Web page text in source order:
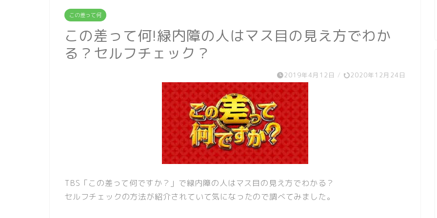
この差って何
この差って何!緑内障の人はマス目の見え方でわか
る？セルフチェック？
2019年4月12日 / 2020年12月24日
TBS「この差って何ですか？」で緑内障の人はマス目の見え方でわかる？
セルフチェックの方法が紹介されていて気になったので調べてみました。